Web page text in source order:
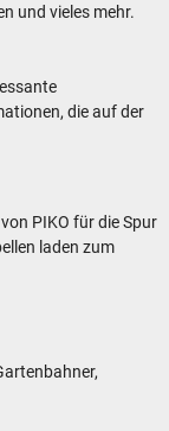
und vieles mehr.
die auf der
PIKO für die Spur
laden zum